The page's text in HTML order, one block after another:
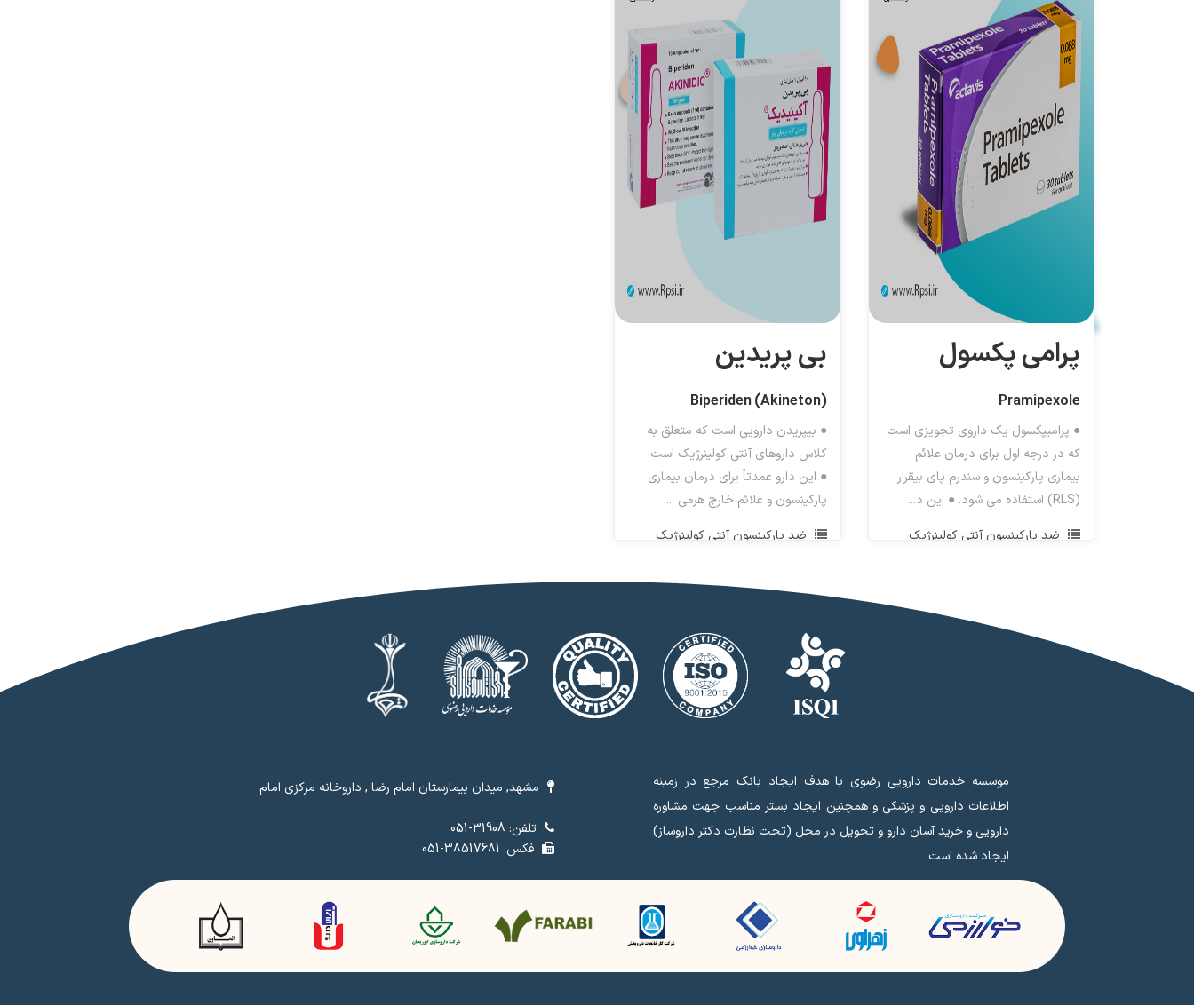
پرامی پکسول
Pramipexole
● پرامیپکسول یک داروی تجویزی است
که در درجه اول برای درمان علائم
بیماری پارکینسون و سندرم پای بیقرار
(RLS) استفاده می شود. ● این د...
ضد پارکینسون آنتی کولینرژیک
بی پریدین
(Biperiden (Akineton
● بیپریدن دارویی است که متعلق به
کلاس داروهای آنتی کولینرژیک است.
● این دارو عمدتاً برای درمان بیماری
پارکینسون و علائم خارج هرمی ...
ضد پارکینسون آنتی کولینرژیک
موسسه خدمات دارویی رضوی با هدف ایجاد بانک مرجع در زمینه
اطلاعات دارویی و پزشکی و همچنین ایجاد بستر مناسب جهت مشاوره
دارویی و خرید آسان دارو و تحویل در محل (تحت نظارت دکتر داروساز)
ایجاد شده است.
مشهد, میدان بیمارستان امام رضا , داروخانه مرکزی امام
تلفن: 31908-051
فکس: 38517681-051